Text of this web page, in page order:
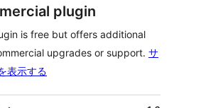
plugin
is free but offers additional
upgrades or support. サ
表示する